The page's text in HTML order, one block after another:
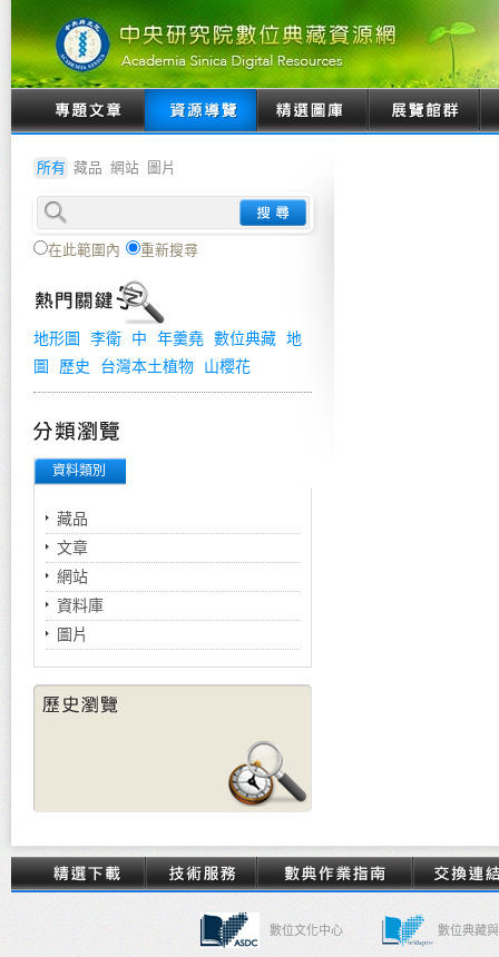
所有 藏品 網站 圖片
在此範圍內 重新搜尋
地形圖 李衛 中 年羹堯 數位典藏 地
圖
歷史 台灣本土植物 山櫻花
資料類別
藏品
文章
網站
資料庫
圖片
數位文化中心 數位典藏